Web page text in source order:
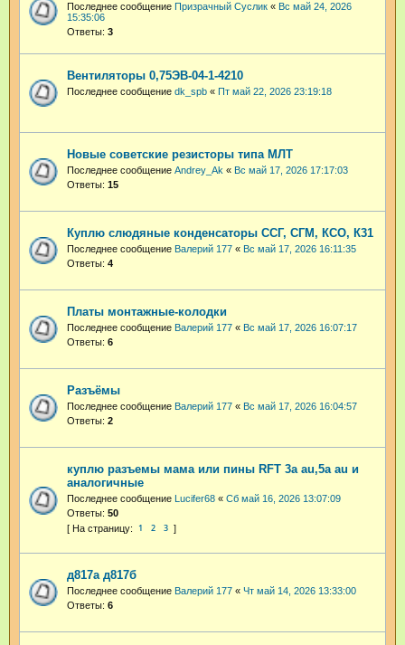
Последнее сообщение Призрачный Суслик « Вс май 24, 2026
15:35:06
Ответы: 3
Вентиляторы 0,75ЭВ-04-1-4210
Последнее сообщение dk_spb « Пт май 22, 2026 23:19:18
Новые советские резисторы типа МЛТ
Последнее сообщение Andrey_Ak « Вс май 17, 2026 17:17:03
Ответы: 15
Куплю слюдяные конденсаторы ССГ, СГМ, КСО, К31
Последнее сообщение Валерий 177 « Вс май 17, 2026 16:11:35
Ответы: 4
Платы монтажные-колодки
Последнее сообщение Валерий 177 « Вс май 17, 2026 16:07:17
Ответы: 6
Разъёмы
Последнее сообщение Валерий 177 « Вс май 17, 2026 16:04:57
Ответы: 2
куплю разъемы мама или пины RFT 3a au,5a au и
аналогичные
Последнее сообщение Lucifer68 « Сб май 16, 2026 13:07:09
Ответы: 50
1 2 3
д817а д817б
Последнее сообщение Валерий 177 « Чт май 14, 2026 13:33:00
Ответы: 6